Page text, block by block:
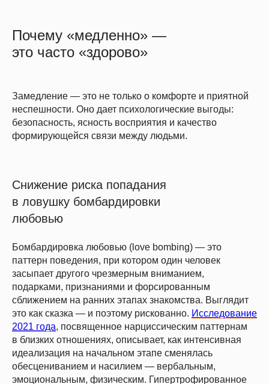
Почему «медленно» —
это часто «здорово»
Замедление — это не только о комфорте и приятной
неспешности. Оно дает психологические выгоды:
безопасность, ясность восприятия и качество
формирующейся связи между людьми.
Снижение риска попадания
в ловушку бомбардировки
любовью
Бомбардировка любовью (love bombing) — это
паттерн поведения, при котором один человек
засыпает другого чрезмерным вниманием,
подарками, признаниями и форсированным
сближением на ранних этапах знакомства. Выглядит
это как сказка — и поэтому рискованно. Исследование
2021 года, посвященное нарциссическим паттернам
в близких отношениях, описывает, как интенсивная
идеализация на начальном этапе сменялась
обесцениванием и насилием — вербальным,
эмоциональным, физическим. Гипертрофированное